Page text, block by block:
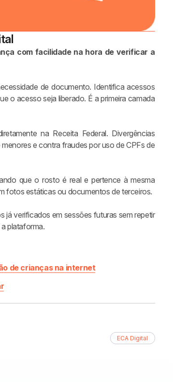
com facilidade na hora de verificar a
de documento. Identifica acessos
o acesso seja liberado. É a primeira camada
na Receita Federal. Divergências
e contra fraudes por uso de CPFs de
que o rosto é real e pertence à mesma
fotos estáticas ou documentos de terceiros.
já verificados em sessões futuras sem repetir
plataforma.
de crianças na internet
ECA Digital